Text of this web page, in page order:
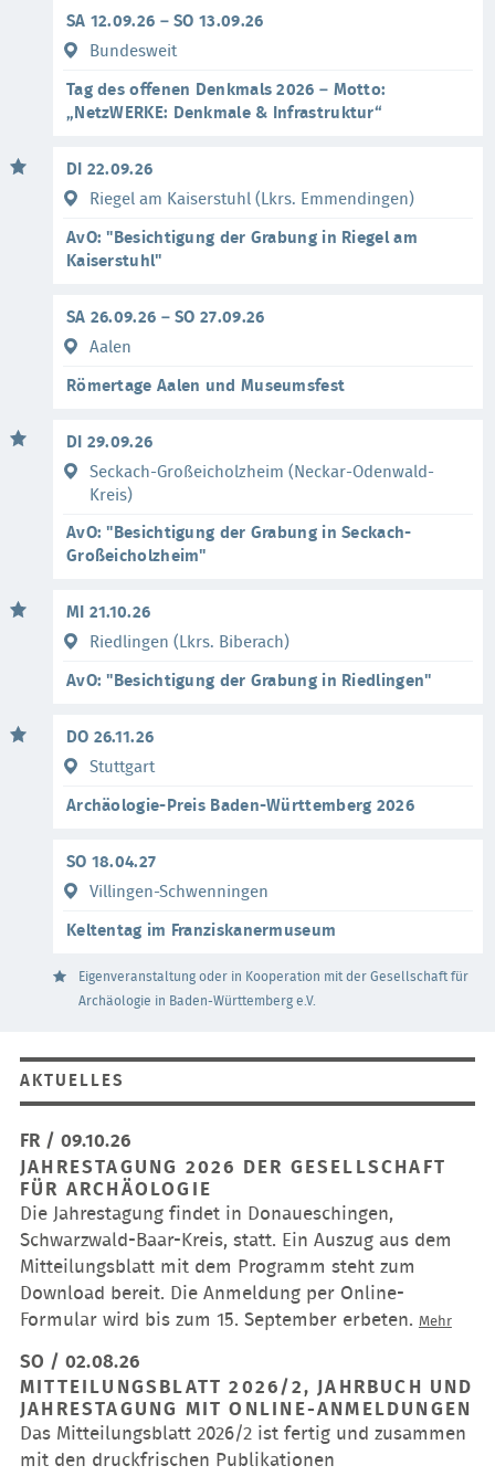
SA 12.09.26 – SO 13.09.26
Bundesweit
Tag des offenen Denkmals 2026 – Motto:
„NetzWERKE: Denkmale & Infrastruktur“
DI 22.09.26
Riegel am Kaiserstuhl (Lkrs. Emmendingen)
AvO: "Besichtigung der Grabung in Riegel am
Kaiserstuhl"
SA 26.09.26 – SO 27.09.26
Aalen
Römertage Aalen und Museumsfest
DI 29.09.26
Seckach-Großeicholzheim (Neckar-Odenwald-
Kreis)
AvO: "Besichtigung der Grabung in Seckach-
Großeicholzheim"
MI 21.10.26
Riedlingen (Lkrs. Biberach)
AvO: "Besichtigung der Grabung in Riedlingen"
DO 26.11.26
Stuttgart
Archäologie-Preis Baden-Württemberg 2026
SO 18.04.27
Villingen-Schwenningen
Keltentag im Franziskanermuseum
Eigenveranstaltung oder in Kooperation mit der Gesellschaft für
Archäologie in Baden-Württemberg e.V.
AKTUELLES
FR / 09.10.26
JAHRESTAGUNG 2026 DER GESELLSCHAFT
FÜR ARCHÄOLOGIE
Die Jahrestagung findet in Donaueschingen,
Schwarzwald-Baar-Kreis, statt. Ein Auszug aus dem
Mitteilungsblatt mit dem Programm steht zum
Download bereit. Die Anmeldung per Online-
Formular wird bis zum 15. September erbeten. Mehr
SO / 02.08.26
MITTEILUNGSBLATT 2026/2, JAHRBUCH UND
JAHRESTAGUNG MIT ONLINE-ANMELDUNGEN
Das Mitteilungsblatt 2026/2 ist fertig und zusammen
mit den druckfrischen Publikationen